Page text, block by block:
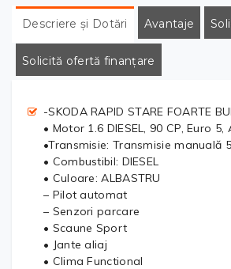
Descriere și Dotări Avantaje
Solicită ofertă finanțare
-SKODA RAPID STARE FOARTE
• Motor 1.6 DIESEL, 90 CP, Euro 5,
•Transmisie: Transmisie manuală
• Combustibil: DIESEL
• Culoare: ALBASTRU
– Pilot automat
– Senzori parcare
• Scaune Sport
• Jante aliaj
• Clima Functional